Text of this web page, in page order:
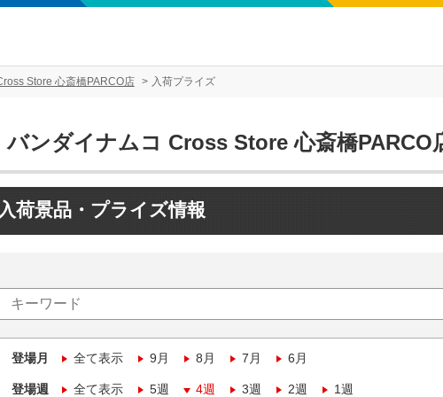
Store 心斎橋PARCO店 入荷プライズ
バンダイナムコ Cross Store 心斎橋PARCO
入荷景品・プライズ情報
登場月 全て表示 9月 8月 7月 6月
登場週 全て表示 5週 4週 3週 2週 1週